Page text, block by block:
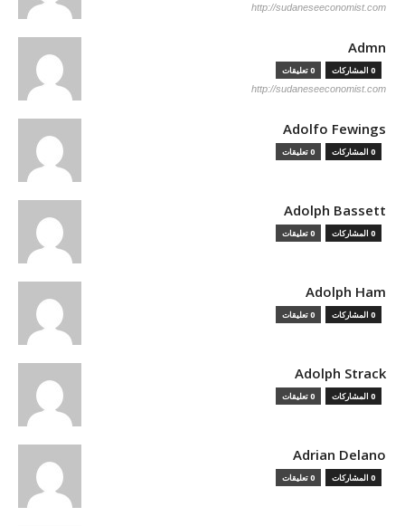
http://sudaneseeconomist.com
Admn
0 المشاركات 0 تعليقات
http://sudaneseeconomist.com
Adolfo Fewings
0 المشاركات 0 تعليقات
Adolph Bassett
0 المشاركات 0 تعليقات
Adolph Ham
0 المشاركات 0 تعليقات
Adolph Strack
0 المشاركات 0 تعليقات
Adrian Delano
0 المشاركات 0 تعليقات